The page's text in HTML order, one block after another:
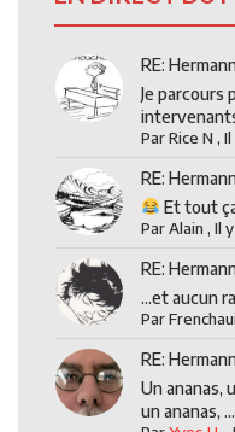
RE:
Je parcours
ParRice N ,Il
RE:
Et tout
ParAlain ,Il
RE:
...et aucun
Par
RE:
Un ananas,
un ananas, ...